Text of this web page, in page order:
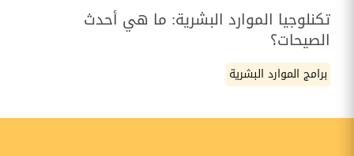
تكنلوجيا الموارد البشرية: ما هي أحدث
الصيحات؟
برامج الموارد البشرية